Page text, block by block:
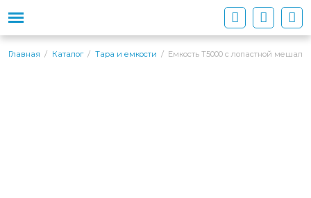
Главная Каталог Тара и емкости Емкость Т5000 с лопастной